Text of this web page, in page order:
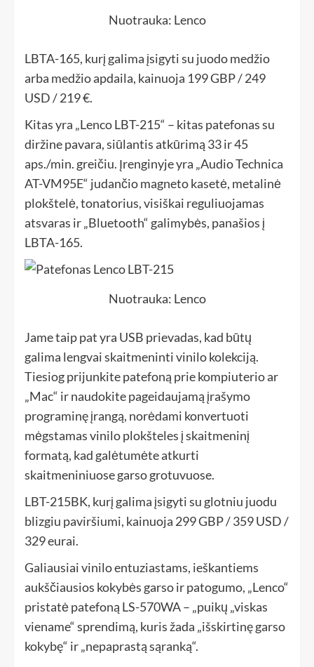
Nuotrauka: Lenco
LBTA-165, kurį galima įsigyti su juodo medžio
arba medžio apdaila, kainuoja 199 GBP / 249
USD / 219 €.
Kitas yra „Lenco LBT-215“ – kitas patefonas su
diržine pavara, siūlantis atkūrimą 33 ir 45
aps./min. greičiu. Įrenginyje yra „Audio Technica
AT-VM95E“ judančio magneto kasetė, metalinė
plokštelė, tonatorius, visiškai reguliuojamas
atsvaras ir „Bluetooth“ galimybės, panašios į
LBTA-165.
Nuotrauka: Lenco
Jame taip pat yra USB prievadas, kad būtų
galima lengvai skaitmeninti vinilo kolekciją.
Tiesiog prijunkite patefoną prie kompiuterio ar
„Mac“ ir naudokite pageidaujamą įrašymo
programinę įrangą, norėdami konvertuoti
mėgstamas vinilo plokšteles į skaitmeninį
formatą, kad galėtumėte atkurti
skaitmeniniuose garso grotuvuose.
LBT-215BK, kurį galima įsigyti su glotniu juodu
blizgiu paviršiumi, kainuoja 299 GBP / 359 USD /
329 eurai.
Galiausiai vinilo entuziastams, ieškantiems
aukščiausios kokybės garso ir patogumo, „Lenco“
pristatė patefoną LS-570WA – „puikų „viskas
viename“ sprendimą, kuris žada „išskirtinę garso
kokybę“ ir „nepaprastą sąranką“.